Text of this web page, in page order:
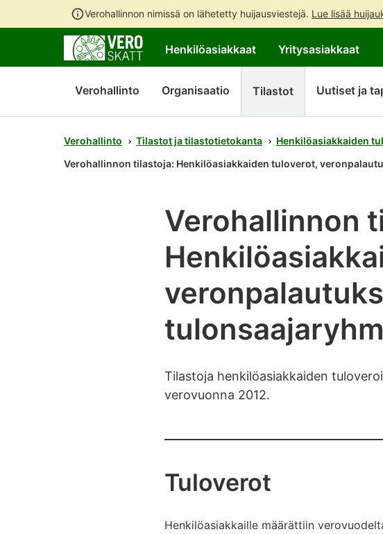
Verohallinnon nimissä on lähetetty huijausviestejä. Lue lisää
Henkilöasiakkaat Yritysasiakkaat
Verohallinto Organisaatio Tilastot Uutiset ja
Verohallinto Tilastot ja tilastotietokanta Henkilöasiakkaiden
Verohallinnon tilastoja: Henkilöasiakkaiden tuloverot,
Verohallinnon
Tilastoja henkilöasiakkaiden
verovuonna 2012.
Tuloverot
Henkilöasiakkaille määrättiin